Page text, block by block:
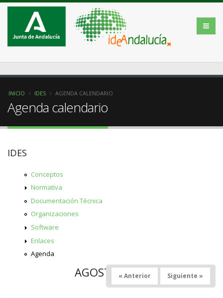
INICIO IDES AGENDA CALENDARIO
Agenda calendario
IDES
Conceptos
Normativa
Documentación Técnica
Organizaciones
Software
Enlaces
Agenda
AGOSTO 2026
« Anterior Siguiente »